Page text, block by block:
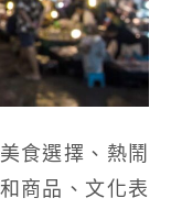
食選擇、熱鬧
商品、文化表